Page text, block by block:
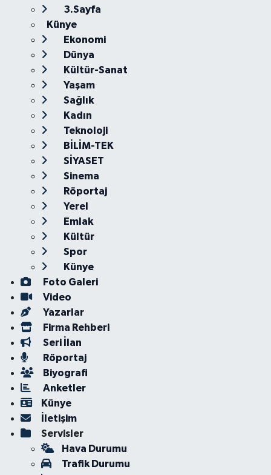
3.Sayfa
Künye
Ekonomi
Dünya
Kültür-Sanat
Yaşam
Sağlık
Kadın
Teknoloji
BİLİM-TEK
SİYASET
Sinema
Röportaj
Yerel
Emlak
Kültür
Spor
Künye
Foto Galeri
Video
Yazarlar
Firma Rehberi
Seri İlan
Röportaj
Biyografi
Anketler
Künye
İletişim
Servisler
Hava Durumu
Trafik Durumu